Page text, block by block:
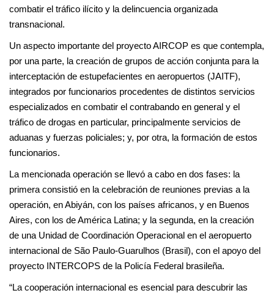
combatir el tráfico ilícito y la delincuencia organizada
transnacional.
Un aspecto importante del proyecto AIRCOP es que contempla,
por una parte, la creación de grupos de acción conjunta para la
interceptación de estupefacientes en aeropuertos (JAITF),
integrados por funcionarios procedentes de distintos servicios
especializados en combatir el contrabando en general y el
tráfico de drogas en particular, principalmente servicios de
aduanas y fuerzas policiales; y, por otra, la formación de estos
funcionarios.
La mencionada operación se llevó a cabo en dos fases: la
primera consistió en la celebración de reuniones previas a la
operación, en Abiyán, con los países africanos, y en Buenos
Aires, con los de América Latina; y la segunda, en la creación
de una Unidad de Coordinación Operacional en el aeropuerto
internacional de São Paulo-Guarulhos (Brasil), con el apoyo del
proyecto INTERCOPS de la Policía Federal brasileña.
“La cooperación internacional es esencial para descubrir las